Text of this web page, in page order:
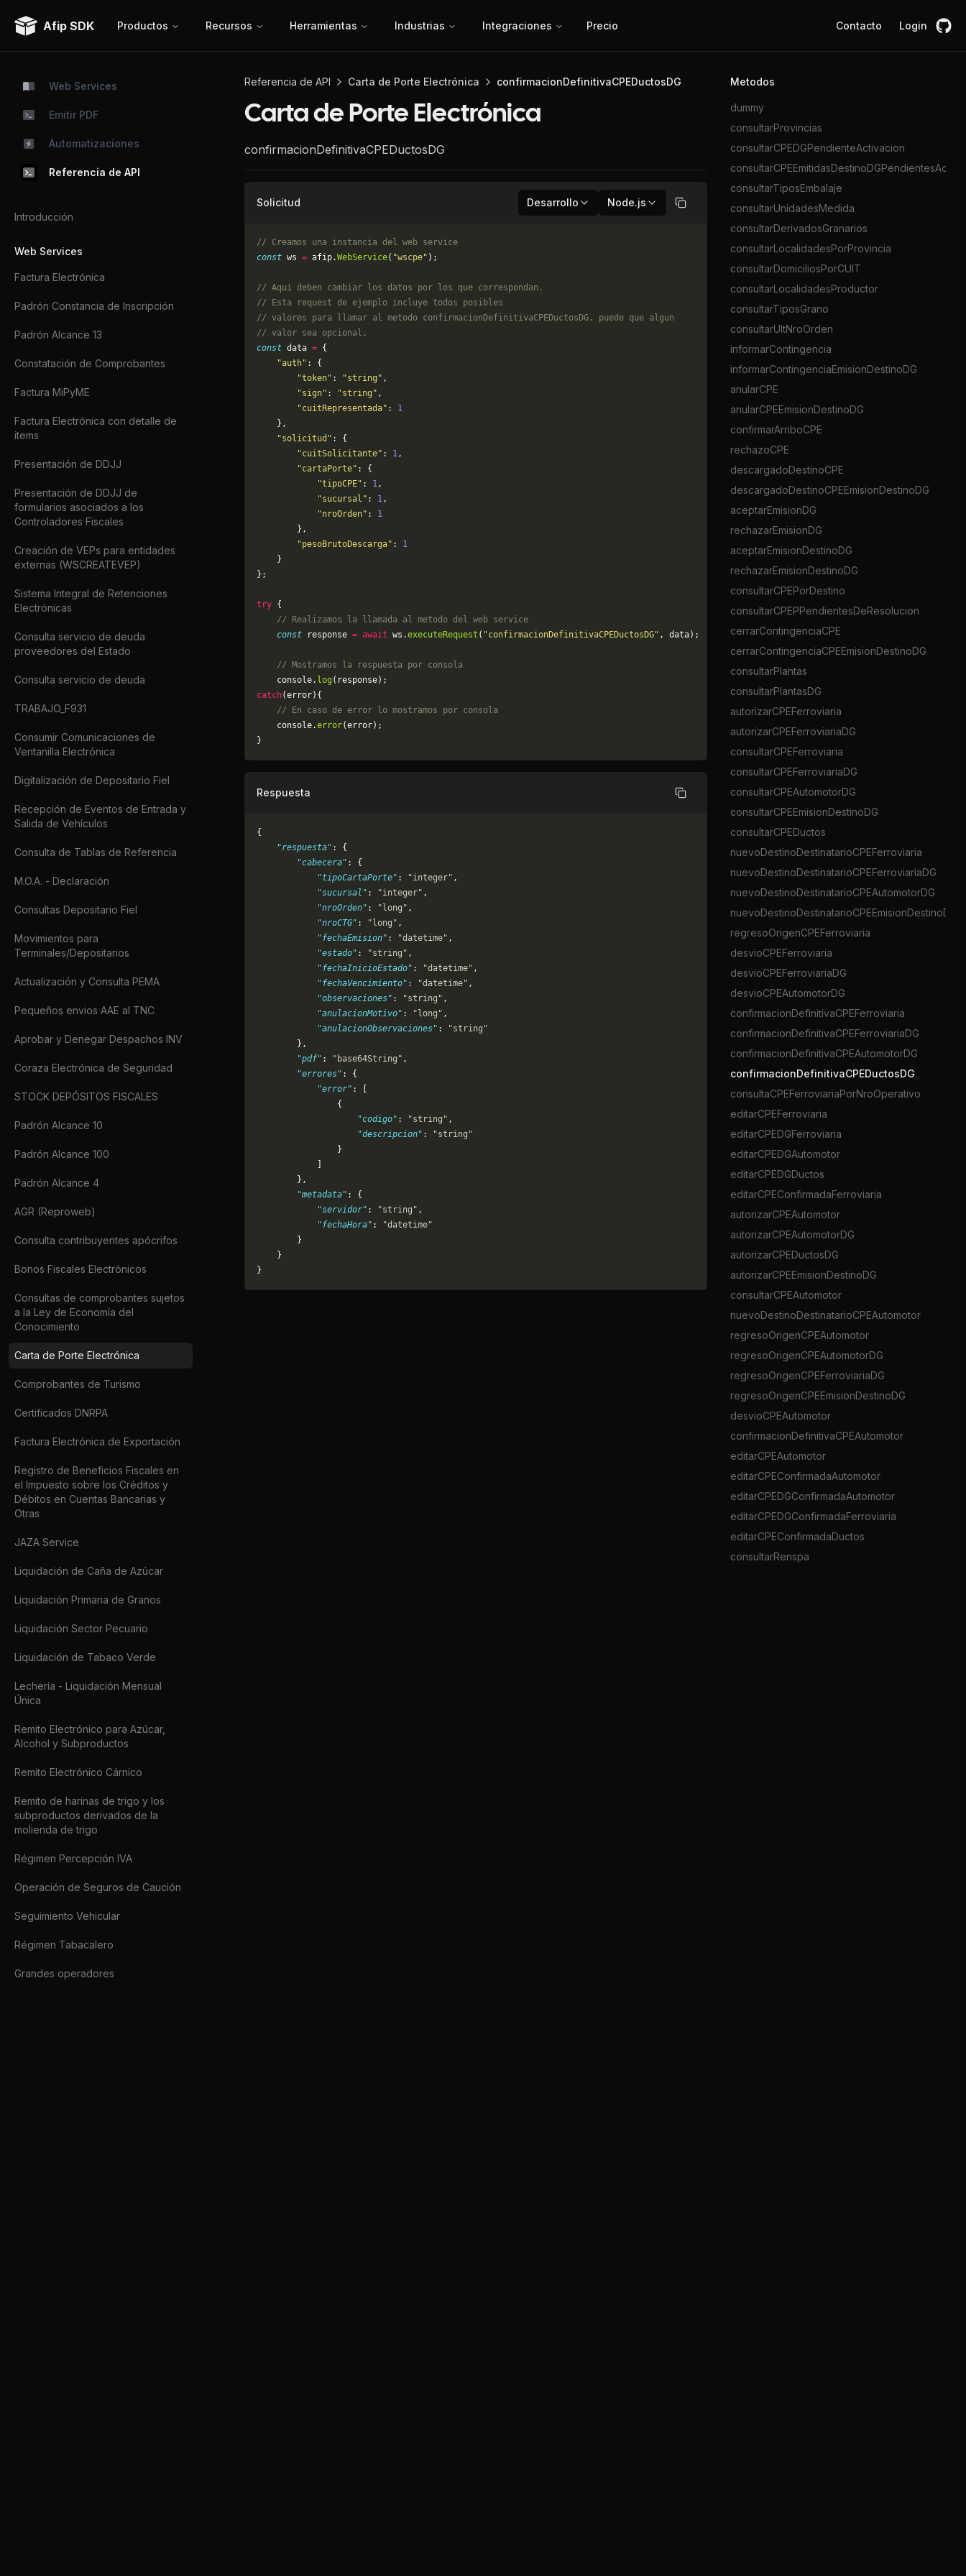
Afip SDK Productos Recursos Herramientas Industrias Integraciones Precio Contacto Login
Web Services
Emitir PDF
Automatizaciones
Referencia de API
Introducción
Web Services
Factura Electrónica
Padrón Constancia de Inscripción
Padrón Alcance 13
Constatación de Comprobantes
Factura MiPyME
Factura Electrónica con detalle de
items
Presentación de DDJJ
Presentación de DDJJ de
formularios asociados a los
Controladores Fiscales
Creación de VEPs para entidades
externas (WSCREATEVEP)
Sistema Integral de Retenciones
Electrónicas
Consulta servicio de deuda
proveedores del Estado
Consulta servicio de deuda
TRABAJO_F931
Consumir Comunicaciones de
Ventanilla Electrónica
Digitalización de Depositario Fiel
Recepción de Eventos de Entrada y
Salida de Vehículos
Consulta de Tablas de Referencia
M.O.A. - Declaración
Consultas Depositario Fiel
Movimientos para
Terminales/Depositarios
Actualización y Consulta PEMA
Pequeños envios AAE al TNC
Aprobar y Denegar Despachos INV
Coraza Electrónica de Seguridad
STOCK DEPÓSITOS FISCALES
Padrón Alcance 10
Padrón Alcance 100
Padrón Alcance 4
AGR (Reproweb)
Consulta contribuyentes apócrifos
Bonos Fiscales Electrónicos
Consultas de comprobantes sujetos
a la Ley de Economía del
Conocimiento
Carta de Porte Electrónica
Comprobantes de Turismo
Certificados DNRPA
Factura Electrónica de Exportación
Registro de Beneficios Fiscales en
el Impuesto sobre los Créditos y
Débitos en Cuentas Bancarias y
Otras
JAZA Service
Liquidación de Caña de Azúcar
Liquidación Primaria de Granos
Liquidación Sector Pecuario
Liquidación de Tabaco Verde
Lechería - Liquidación Mensual
Única
Remito Electrónico para Azúcar,
Alcohol y Subproductos
Remito Electrónico Cárnico
Remito de harinas de trigo y los
subproductos derivados de la
molienda de trigo
Régimen Percepción IVA
Operación de Seguros de Caución
Seguimiento Vehicular
Régimen Tabacalero
Grandes operadores
Referencia de API Carta de Porte Electrónica confirmacionDefinitivaCPEDuctosDG
Carta de Porte Electrónica
confirmacionDefinitivaCPEDuctosDG
Solicitud Desarrollo Node.js Copiar
// Creamos una instancia del web service
const ws = afip.WebService( "wscpe" );
// Aqui deben cambiar los datos por los que correspondan.
// Esta request de ejemplo incluye todos posibles
// valores para llamar al metodo confirmacionDefinitivaCPEDuctosDG, puede que algun
// valor sea opcional.
const data = {
    "auth"
: {
        "token"
: "string" ,
        "sign"
: "string" ,
        "cuitRepresentada"
: 1
    },
    "solicitud"
: {
        "cuitSolicitante"
: 1,
        "cartaPorte"
: {
            "tipoCPE"
: 1,
            "sucursal"
: 1,
            "nroOrden"
: 1
        },
        "pesoBrutoDescarga"
: 1
    }
};
try {
    // Realizamos la llamada al metodo del web service
    const
response = await ws.executeRequest ( "confirmacionDefinitivaCPEDuctosDG" , data);
    // Mostramos la respuesta por consola
    console.
log (response);
catch(error){
    // En caso de error lo mostramos por consola
	console.
error(error);
}
Respuesta Copiar
{
    "respuesta"
: {
        "cabecera"
: {
            "tipoCartaPorte"
: "integer" ,
            "sucursal"
: "integer" ,
            "nroOrden"
: "long" ,
            "nroCTG"
: "long" ,
            "fechaEmision"
: "datetime" ,
            "estado"
: "string" ,
            "fechaInicioEstado"
: "datetime" ,
            "fechaVencimiento"
: "datetime" ,
            "observaciones"
: "string" ,
            "anulacionMotivo"
: "long" ,
            "anulacionObservaciones"
:
"string"
        },
        "pdf"
: "base64String" ,
        "errores"
: {
            "error"
: [
                {
                    "codigo"
: "string" ,
                    "descripcion"
:
"string"
                }
        },
        "metadata"
: {
            "servidor"
: "string" ,
            "fechaHora"
:
"datetime"
        }
    }
}
Metodos
dummy
consultarProvincias
consultarCPEDGPendienteActivacion
consultarTiposEmbalaje
consultarUnidadesMedida
consultarDerivadosGranarios
consultarLocalidadesPorProvincia
consultarDomiciliosPorCUIT
consultarLocalidadesProductor
consultarTiposGrano
consultarUltNroOrden
informarContingencia
informarContingenciaEmisionDestinoDG
anularCPE
anularCPEEmisionDestinoDG
confirmarArriboCPE
rechazoCPE
descargadoDestinoCPE
descargadoDestinoCPEEmisionDestinoDG
aceptarEmisionDG
rechazarEmisionDG
aceptarEmisionDestinoDG
rechazarEmisionDestinoDG
consultarCPEPorDestino
consultarCPEPPendientesDeResolucion
cerrarContingenciaCPE
cerrarContingenciaCPEEmisionDestinoDG
consultarPlantas
consultarPlantasDG
autorizarCPEFerroviaria
autorizarCPEFerroviariaDG
consultarCPEFerroviaria
consultarCPEFerroviariaDG
consultarCPEAutomotorDG
consultarCPEEmisionDestinoDG
consultarCPEDuctos
nuevoDestinoDestinatarioCPEFerroviaria
nuevoDestinoDestinatarioCPEFerroviariaDG
nuevoDestinoDestinatarioCPEAutomotorDG
nuevoDestinoDestinatarioCPEEmisionDestinoDG
regresoOrigenCPEFerroviaria
desvioCPEFerroviaria
desvioCPEFerroviariaDG
desvioCPEAutomotorDG
confirmacionDefinitivaCPEFerroviaria
confirmacionDefinitivaCPEFerroviariaDG
confirmacionDefinitivaCPEAutomotorDG
confirmacionDefinitivaCPEDuctosDG
consultaCPEFerroviariaPorNroOperativo
editarCPEFerroviaria
editarCPEDGFerroviaria
editarCPEDGAutomotor
editarCPEDGDuctos
editarCPEConfirmadaFerroviaria
autorizarCPEAutomotor
autorizarCPEAutomotorDG
autorizarCPEDuctosDG
autorizarCPEEmisionDestinoDG
consultarCPEAutomotor
nuevoDestinoDestinatarioCPEAutomotor
regresoOrigenCPEAutomotor
regresoOrigenCPEAutomotorDG
regresoOrigenCPEFerroviariaDG
regresoOrigenCPEEmisionDestinoDG
desvioCPEAutomotor
confirmacionDefinitivaCPEAutomotor
editarCPEAutomotor
editarCPEConfirmadaAutomotor
editarCPEDGConfirmadaAutomotor
editarCPEDGConfirmadaFerroviaria
editarCPEConfirmadaDuctos
consultarRenspa